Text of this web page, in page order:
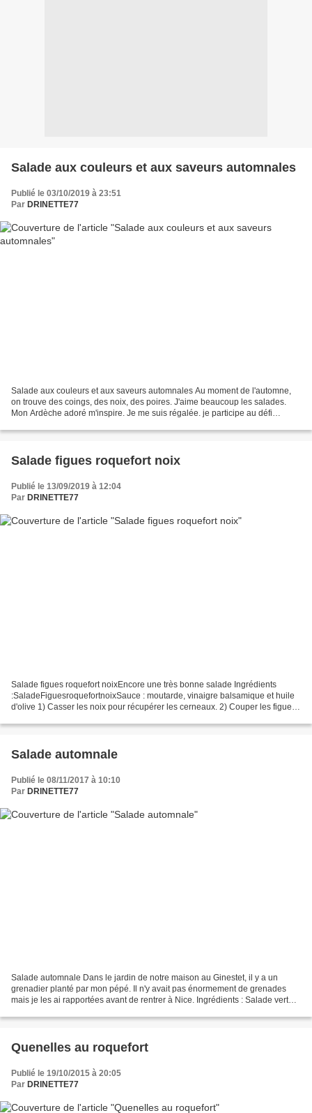
Salade aux couleurs et aux saveurs automnales
Publié le 03/10/2019 à 23:51
Par DRINETTE77
Salade aux couleurs et aux saveurs automnales Au moment de l'automne,
on trouve des coings, des noix, des poires. J'aime beaucoup les salades.
Mon Ardèche adoré m'inspire. Je me suis régalée. je participe au défi
Salade figues roquefort noix
Publié le 13/09/2019 à 12:04
Par DRINETTE77
Salade figues roquefort noixEncore une très bonne salade Ingrédients
:SaladeFiguesroquefortnoixSauce : moutarde, vinaigre balsamique et huile
d'olive 1) Casser les noix pour récupérer les cerneaux. 2) Couper les figues
Salade automnale
Publié le 08/11/2017 à 10:10
Par DRINETTE77
Salade automnale Dans le jardin de notre maison au Ginestet, il y a un
grenadier planté par mon pépé. Il n'y avait pas énormement de grenades
mais je les ai rapportées avant de rentrer à Nice. Ingrédients : Salade verte
Quenelles au roquefort
Publié le 19/10/2015 à 20:05
Par DRINETTE77